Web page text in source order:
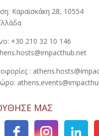
Καραϊσκάκη 28, 10554
+30 210 32 10 146
:
ΜΑΣ